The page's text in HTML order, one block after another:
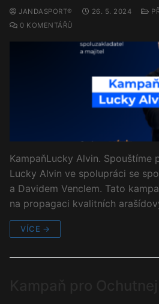
JANDASPORT® 26. 5. 2024
0 KOMENTÁŘŮ
KampaňLucky Alvin. Spouštíme
Lucky Alvin ve spolupráci se
a Davidem Venclem. Tato
na propagaci kvalitních
VÍCE →